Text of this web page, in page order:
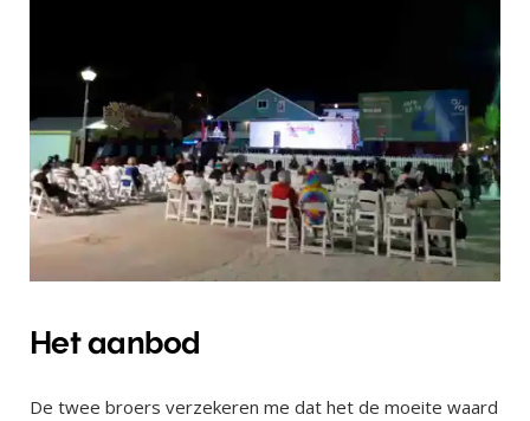
Het aanbod
De twee broers verzekeren me dat het de moeite waard